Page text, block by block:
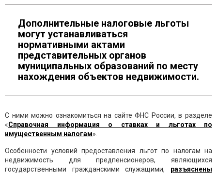
Дополнительные налоговые льготы
могут устанавливаться
нормативными актами
представительных органов
муниципальных образований по месту
нахождения объектов недвижимости.
С ними можно ознакомиться на сайте ФНС России, в разделе
«Справочная информация о ставках и льготах по
имущественным налогам».
Особенности условий предоставления льгот по налогам на
недвижимость для предпенсионеров, являющихся
государственными гражданскими служащими, разъяснены